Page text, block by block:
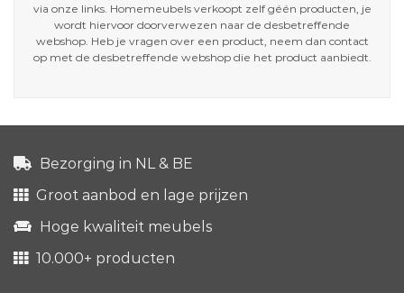
via onze links. Homemeubels verkoopt zelf géén producten, je
wordt hiervoor doorverwezen naar de desbetreffende
webshop. Heb je vragen over een product, neem dan contact
op met de desbetreffende webshop die het product aanbiedt.
Bezorging in NL & BE
Groot aanbod en lage prijzen
Hoge kwaliteit meubels
10.000+ producten